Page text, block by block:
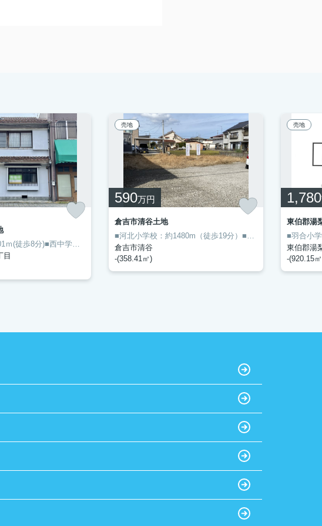
■醇風小学校：601ｍ(徒歩8分)■西中学校：649ｍ(徒歩9分)◎鳥取市元魚町土地：山陰本線鳥取駅にも近くて便利◎こちらの土地は前面道路6m以上です◎当社には不動産のプロフェッショナルが揃っております◎お客様のマイホームの夢を叶えるお手伝いは、当社にお任せください◎未公開情報もご用意し、お問い合わせをお待ちしております
目
売地
590万円
倉吉市清谷土地
■河北小学校：約1480m（徒歩19分）■河北中学校：約2589m（徒歩37分）●こだわりで選びたい方におすすめ☆倉吉市エリアで住まいをお探しなら「倉吉市清谷土地」☆徒歩19分の場所に河北小学校があります☆価格590万円の土地です☆土地購入をお考えの方にイチオシの売地がこちらです☆お客様の不動産探しをスタッフがお手伝いいたしますので、質問・疑問などがあればお気軽にお問い合わせください
倉吉市清谷
-(358.41㎡)
売地
1,780
東伯郡湯
東伯郡湯
-(920.15